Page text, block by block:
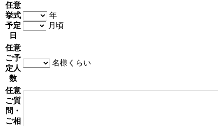
任意
挙式
予定
日
年
月頃
任意
ご予
定人
数
名様くらい
任意
ご質
問・
ご相